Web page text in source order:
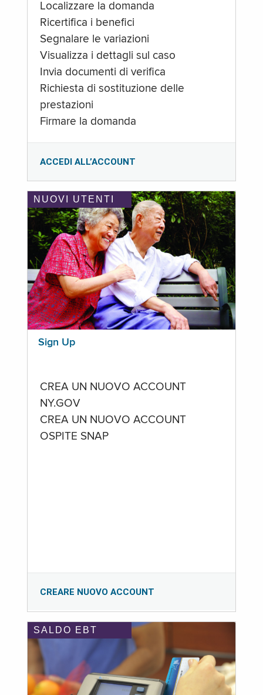
Localizzare la domanda
Ricertifica i benefici
Segnalare le variazioni
Visualizza i dettagli sul caso
Invia documenti di verifica
Richiesta di sostituzione delle
prestazioni
Firmare la domanda
ACCEDI ALL’ACCOUNT
NUOVI UTENTI
Sign Up
CREA UN NUOVO ACCOUNT
NY.GOV
CREA UN NUOVO ACCOUNT
OSPITE SNAP
CREARE NUOVO ACCOUNT
SALDO EBT